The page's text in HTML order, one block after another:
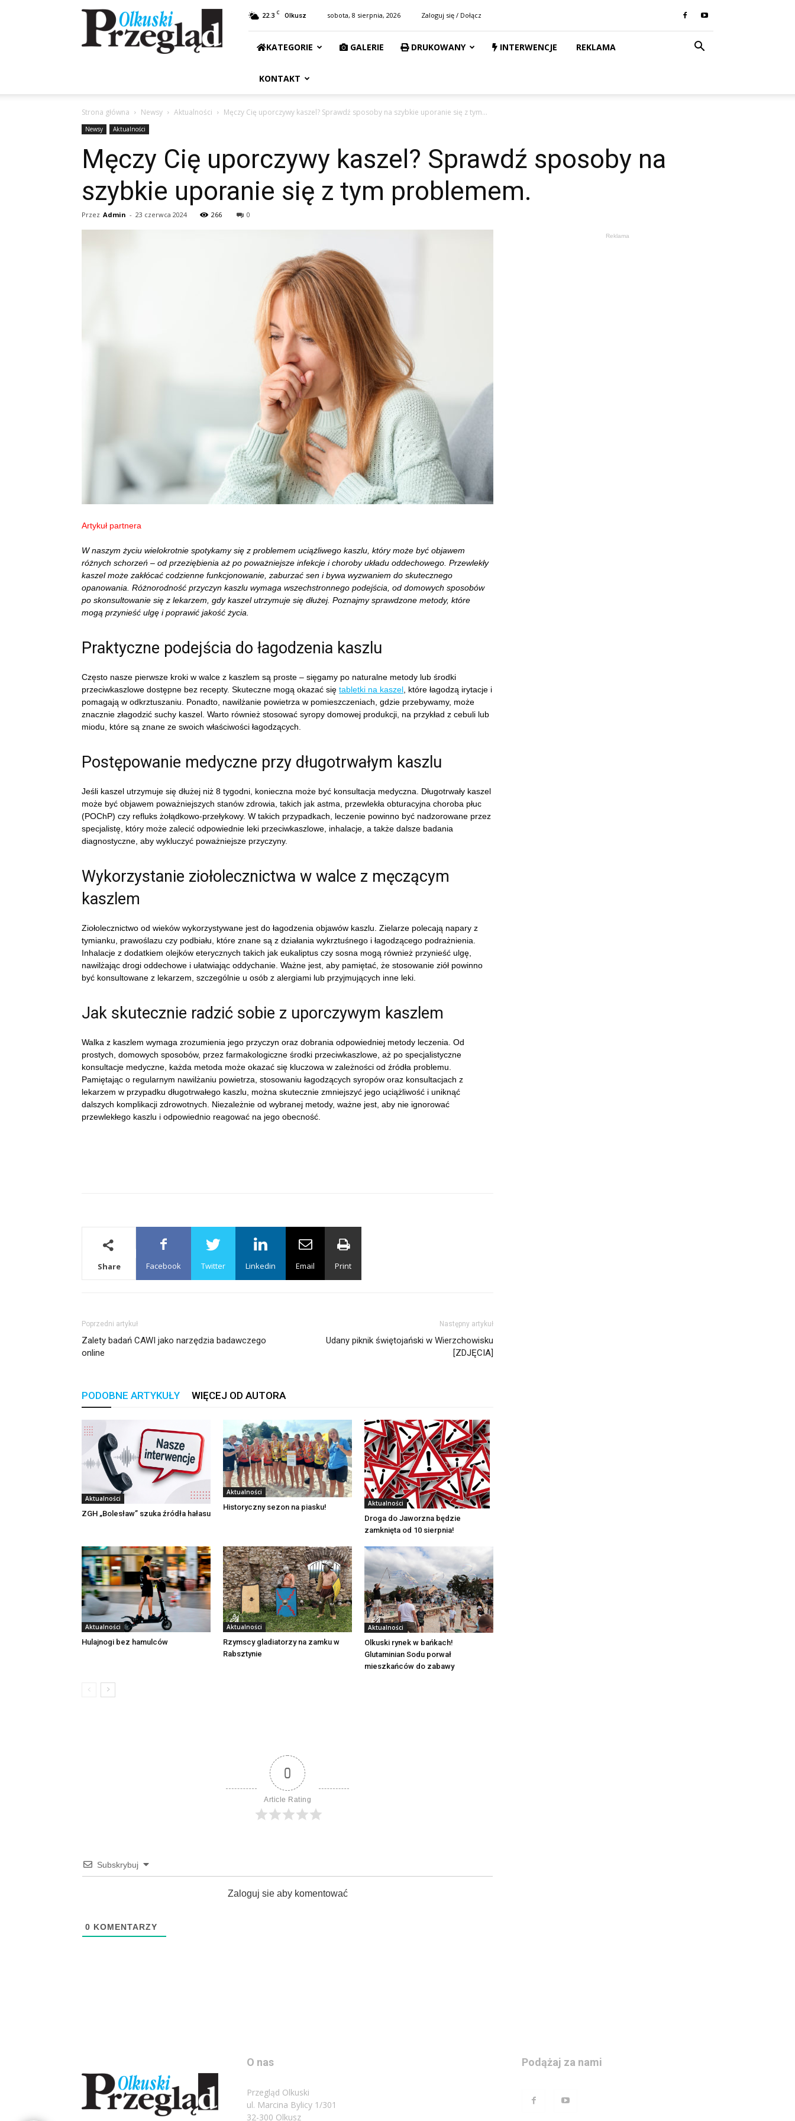
Przegląd
Olkuski
22.3 C Olkusz sobota, 8 sierpnia, 2026 Zaloguj się / Dołącz
KATEGORIE GALERIE DRUKOWANY INTERWENCJE REKLAMA
KONTAKT
Strona główna Newsy Aktualności Męczy Cię uporczywy kaszel? Sprawdź sposoby na szybkie uporanie się z tym...
Newsy Aktualności
Męczy Cię uporczywy kaszel? Sprawdź sposoby na
szybkie uporanie się z tym problemem.
Przez Admin - 23 czerwca 2024 266 0
Artykuł partnera
W naszym życiu wielokrotnie spotykamy się z problemem uciążliwego kaszlu, który może być objawem
różnych schorzeń – od przeziębienia aż po poważniejsze infekcje i choroby układu oddechowego. Przewlekły
kaszel może zakłócać codzienne funkcjonowanie, zaburzać sen i bywa wyzwaniem do skutecznego
opanowania. Różnorodność przyczyn kaszlu wymaga wszechstronnego podejścia, od domowych sposobów
po skonsultowanie się z lekarzem, gdy kaszel utrzymuje się dłużej. Poznajmy sprawdzone metody, które
mogą przynieść ulgę i poprawić jakość życia.
Praktyczne podejścia do łagodzenia kaszlu
Często nasze pierwsze kroki w walce z kaszlem są proste – sięgamy po naturalne metody lub środki
przeciwkaszlowe dostępne bez recepty. Skuteczne mogą okazać się tabletki na kaszel , które łagodzą irytacje i
pomagają w odkrztuszaniu. Ponadto, nawilżanie powietrza w pomieszczeniach, gdzie przebywamy, może
znacznie złagodzić suchy kaszel. Warto również stosować syropy domowej produkcji, na przykład z cebuli lub
miodu, które są znane ze swoich właściwości łagodzących.
Postępowanie medyczne przy długotrwałym kaszlu
Jeśli kaszel utrzymuje się dłużej niż 8 tygodni, konieczna może być konsultacja medyczna. Długotrwały kaszel
może być objawem poważniejszych stanów zdrowia, takich jak astma, przewlekła obturacyjna choroba płuc
(POChP) czy refluks żołądkowo-przełykowy. W takich przypadkach, leczenie powinno być nadzorowane przez
specjalistę, który może zalecić odpowiednie leki przeciwkaszlowe, inhalacje, a także dalsze badania
diagnostyczne, aby wykluczyć poważniejsze przyczyny.
Wykorzystanie ziołolecznictwa w walce z męczącym
kaszlem
Ziołolecznictwo od wieków wykorzystywane jest do łagodzenia objawów kaszlu. Zielarze polecają napary z
tymianku, prawoślazu czy podbiału, które znane są z działania wykrztuśnego i łagodzącego podrażnienia.
Inhalacje z dodatkiem olejków eterycznych takich jak eukaliptus czy sosna mogą również przynieść ulgę,
nawilżając drogi oddechowe i ułatwiając oddychanie. Ważne jest, aby pamiętać, że stosowanie ziół powinno
być konsultowane z lekarzem, szczególnie u osób z alergiami lub przyjmujących inne leki.
Jak skutecznie radzić sobie z uporczywym kaszlem
Walka z kaszlem wymaga zrozumienia jego przyczyn oraz dobrania odpowiedniej metody leczenia. Od
prostych, domowych sposobów, przez farmakologiczne środki przeciwkaszlowe, aż po specjalistyczne
konsultacje medyczne, każda metoda może okazać się kluczowa w zależności od źródła problemu.
Pamiętając o regularnym nawilżaniu powietrza, stosowaniu łagodzących syropów oraz konsultacjach z
lekarzem w przypadku długotrwałego kaszlu, można skutecznie zmniejszyć jego uciążliwość i uniknąć
dalszych komplikacji zdrowotnych. Niezależnie od wybranej metody, ważne jest, aby nie ignorować
przewlekłego kaszlu i odpowiednio reagować na jego obecność.
Share Facebook Twitter Linkedin Email Print
Poprzedni artykuł
Zalety badań CAWI jako narzędzia badawczego
online
Następny artykuł
Udany piknik świętojański w Wierzchowisku
[ZDJĘCIA]
PODOBNE ARTYKUŁY WIĘCEJ OD AUTORA
Aktualności
ZGH „Bolesław” szuka źródła hałasu
Aktualności
Historyczny sezon na piasku! Aktualności
Droga do Jaworzna będzie
zamknięta od 10 sierpnia!
Aktualności
Hulajnogi bez hamulców
Aktualności
Rzymscy gladiatorzy na zamku w
Rabsztynie
Aktualności
Olkuski rynek w bańkach!
Glutaminian Sodu porwał
mieszkańców do zabawy
0
Article Rating
Subskrybuj
Zaloguj sie aby komentować
0 KOMENTARZY
Reklama
O nas
Przegląd Olkuski
ul. Marcina Bylicy 1/301
32-300 Olkusz
Podążaj za nami